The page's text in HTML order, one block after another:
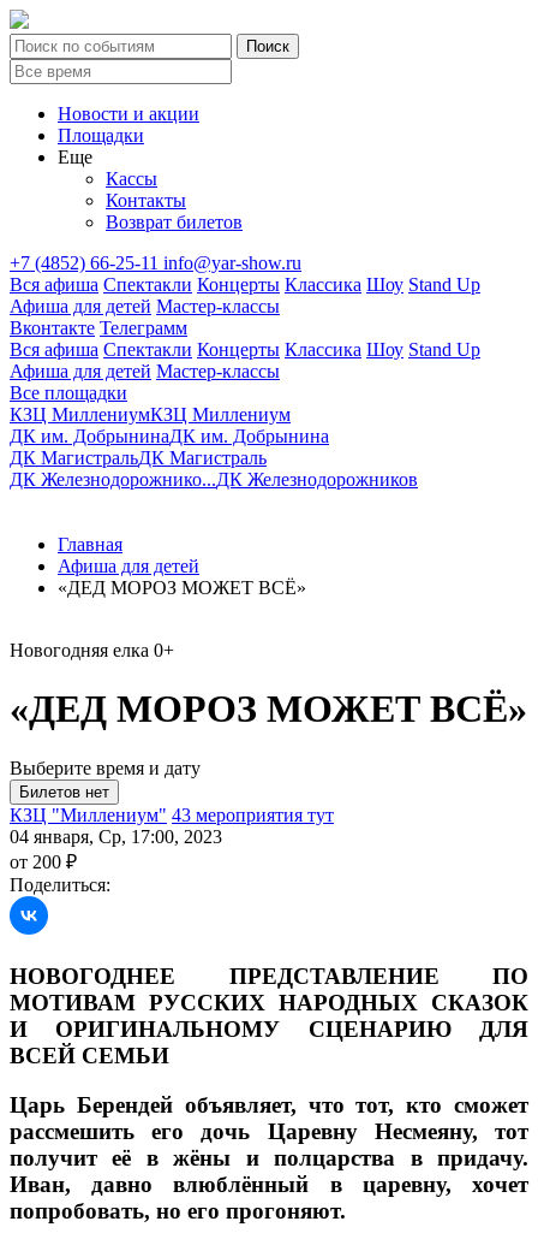
Новости и акции
Площадки
Еще
Кассы
Контакты
Возврат билетов
+7 (4852) 66-25-11 info@yar-show.ru
Вся афиша Спектакли Концерты Классика Шоу Stand Up
Афиша для детей Мастер-классы
Вконтакте Телеграмм
Вся афиша Спектакли Концерты Классика Шоу Stand Up
Афиша для детей Мастер-классы
Все площадки
КЗЦ МиллениумКЗЦ Миллениум
ДК им. ДобрынинаДК им. Добрынина
ДК МагистральДК Магистраль
ДК Железнодорожнико...ДК Железнодорожников
Главная
Афиша для детей
«ДЕД МОРОЗ МОЖЕТ ВСЁ»
Новогодняя елка 0+
«ДЕД МОРОЗ МОЖЕТ ВСЁ»
Выберите время и дату
КЗЦ "Миллениум" 43 мероприятия тут
04 января, Ср, 17:00, 2023
от 200 ₽
Поделиться:
НОВОГОДНЕЕ ПРЕДСТАВЛЕНИЕ ПО
МОТИВАМ РУССКИХ НАРОДНЫХ СКАЗОК
И ОРИГИНАЛЬНОМУ СЦЕНАРИЮ ДЛЯ
ВСЕЙ СЕМЬИ
Царь Берендей объявляет, что тот, кто сможет
рассмешить его дочь Царевну Несмеяну, тот
получит её в жёны и полцарства в придачу.
Иван, давно влюблённый в царевну, хочет
попробовать, но его прогоняют.